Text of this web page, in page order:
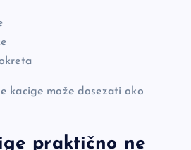
kacige može dosezati oko
praktično ne